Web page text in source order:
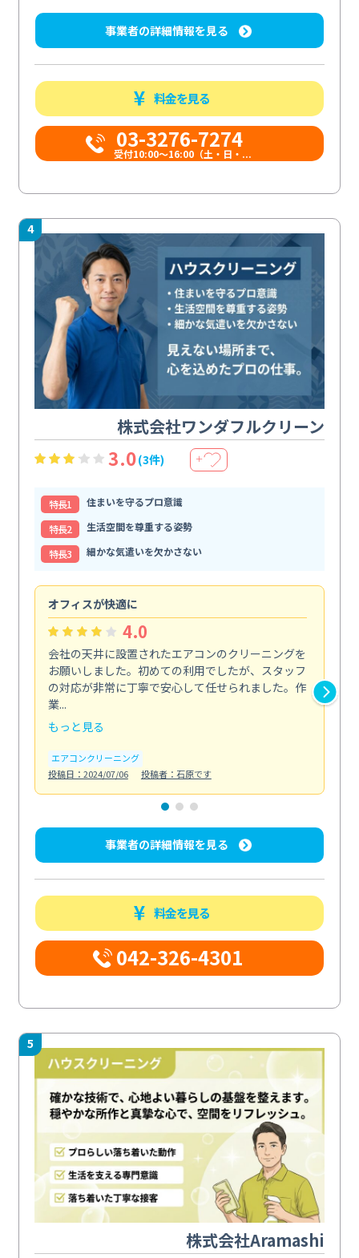
事業者の詳細情報を見る
料金を見る
03-3276-7274
受付10:00〜16:00（土・日・...
4
株式会社ワンダフルクリーン
3.0(3件) ＋
特⻑1
住まいを守るプロ意識
特⻑2
生活空間を尊重する姿勢
特⻑3
細かな気遣いを欠かさない
オフィスが快適に
4.0
会社の天井に設置されたエアコンのクリーニングを
お願いしました。初めての利用でしたが、スタッフ
の対応が非常に丁寧で安心して任せられました。作
業...
もっと見る
エアコンクリーニング
投稿日：2024/07/06
投稿者：石原です
事業者の詳細情報を見る
料金を見る
042-326-4301
5
株式会社Aramashi